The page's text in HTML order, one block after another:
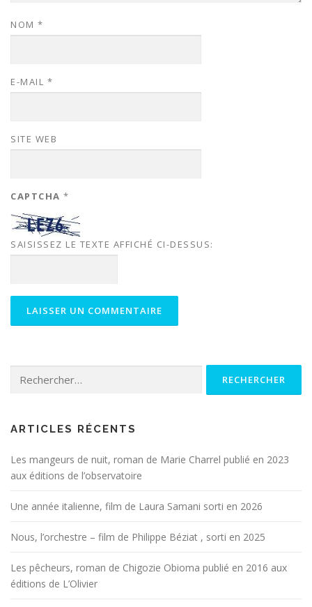
NOM *
E-MAIL *
SITE WEB
CAPTCHA *
SAISISSEZ LE TEXTE AFFICHÉ CI-DESSUS:
ARTICLES RÉCENTS
Les mangeurs de nuit, roman de Marie Charrel publié en 2023
aux éditions de l’observatoire
Une année italienne, film de Laura Samani sorti en 2026
Nous, l’orchestre – film de Philippe Béziat , sorti en 2025
Les pêcheurs, roman de Chigozie Obioma publié en 2016 aux
éditions de L’Olivier